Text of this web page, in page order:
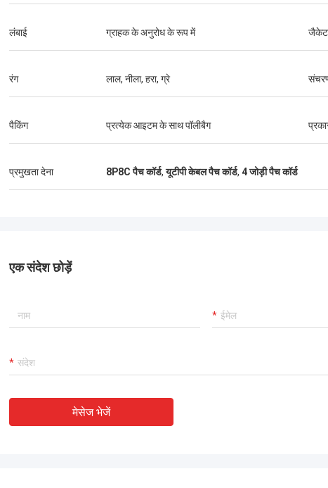
टायको पिकोबैंड कनेक्टर उत्कृष्ट हैं, हमारे ग्राहक गुणवत्ता
से बहुत संतुष्ट हैं।
लंबाई ग्राहक के अनुरोध के रूप में जैकेट
रंग लाल, नीला, हरा, ग्रे
पैकिंग प्रत्येक आइटम के साथ पॉलीबैग
प्रमुखता देना 8P8C पैच कॉर्ड,यूटीपी केबल पैच कॉर्ड, 4 जोड़ी पैच कॉर्ड
एक संदेश छोड़ें
मेसेज भेजें